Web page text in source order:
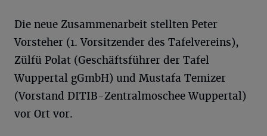
Die neue Zusammenarbeit stellten Peter
Vorsteher (1. Vorsitzender des Tafelvereins),
Zülfü Polat (Geschäftsführer der Tafel
Wuppertal gGmbH) und Mustafa Temizer
(Vorstand DITIB-Zentralmoschee Wuppertal)
vor Ort vor.